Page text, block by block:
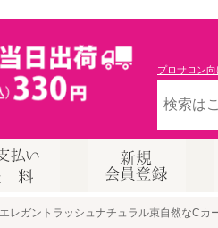
プロサロン
エレガントラッシュナチュラル束自然なCカ